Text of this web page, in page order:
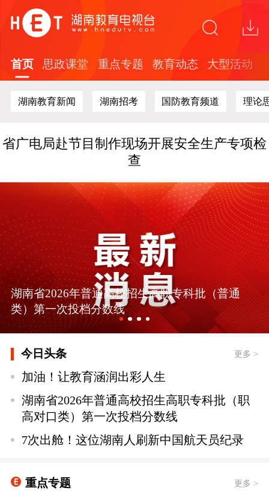
首页 思政课堂 重点专题 教育动态 大型活动
湖南教育新闻 湖南招考 国防教育频道 理论
关于在全省中小学开展红色文化知识答题活动
的通知
“这礼是长沙”2026年度文创精品培育计划面向
全球开放征集
探索“校媒融合”新路径 湖南教育台与湖南劳动
全国教育电视行业及高校代表聚首长沙！共探
省广电局赴节目制作现场开展安全生产专项检
查
的通知
湖南省2026年普通高校招生高职专科批（普通
类）第一次投档分数线
今日头条 更多 >
加油！让教育涵润出彩人生
湖南省2026年普通高校招生高职专科批（职
高对口类）第一次投档分数线
7次出舱！这位湖南人刷新中国航天员纪录
重点专题 更多 >